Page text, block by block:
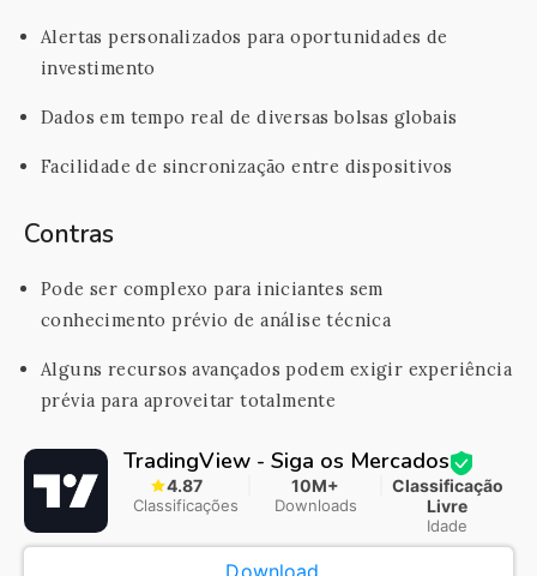
Alertas personalizados para oportunidades de
investimento
Dados em tempo real de diversas bolsas globais
Facilidade de sincronização entre dispositivos
Contras
Pode ser complexo para iniciantes sem
conhecimento prévio de análise técnica
Alguns recursos avançados podem exigir experiência
prévia para aproveitar totalmente
TradingView - Siga os Mercados
4.87
Classificações
10M+
Downloads
Classificação
Livre
Idade
Download